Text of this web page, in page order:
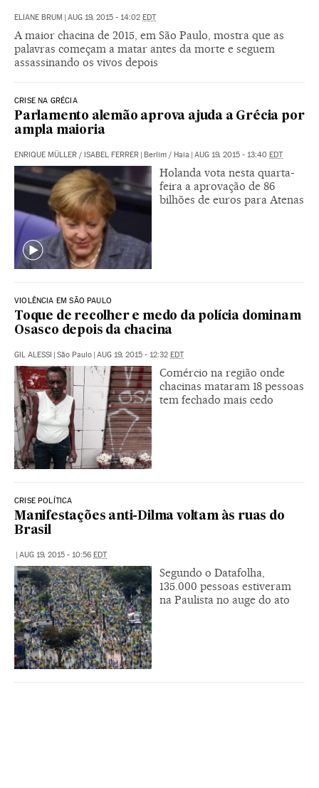
ELIANE BRUM | AUG 19, 2015 - 14:02 EDT
A maior chacina de 2015, em São Paulo, mostra que as
palavras começam a matar antes da morte e seguem
assassinando os vivos depois
CRISE NA GRÉCIA
Parlamento alemão aprova ajuda a Grécia por
ampla maioria
ENRIQUE MÜLLER / ISABEL FERRER | Berlim / Haia | AUG 19, 2015 - 13:40 EDT
Holanda vota nesta quarta-
feira a aprovação de 86
bilhões de euros para Atenas
VIOLÊNCIA EM SÃO PAULO
Toque de recolher e medo da polícia dominam
Osasco depois da chacina
GIL ALESSI | São Paulo | AUG 19, 2015 - 12:32 EDT
Comércio na região onde
chacinas mataram 18 pessoas
tem fechado mais cedo
CRISE POLÍTICA
Manifestações anti-Dilma voltam às ruas do
Brasil
| AUG 19, 2015 - 10:56 EDT
Segundo o Datafolha,
135.000 pessoas estiveram
na Paulista no auge do ato